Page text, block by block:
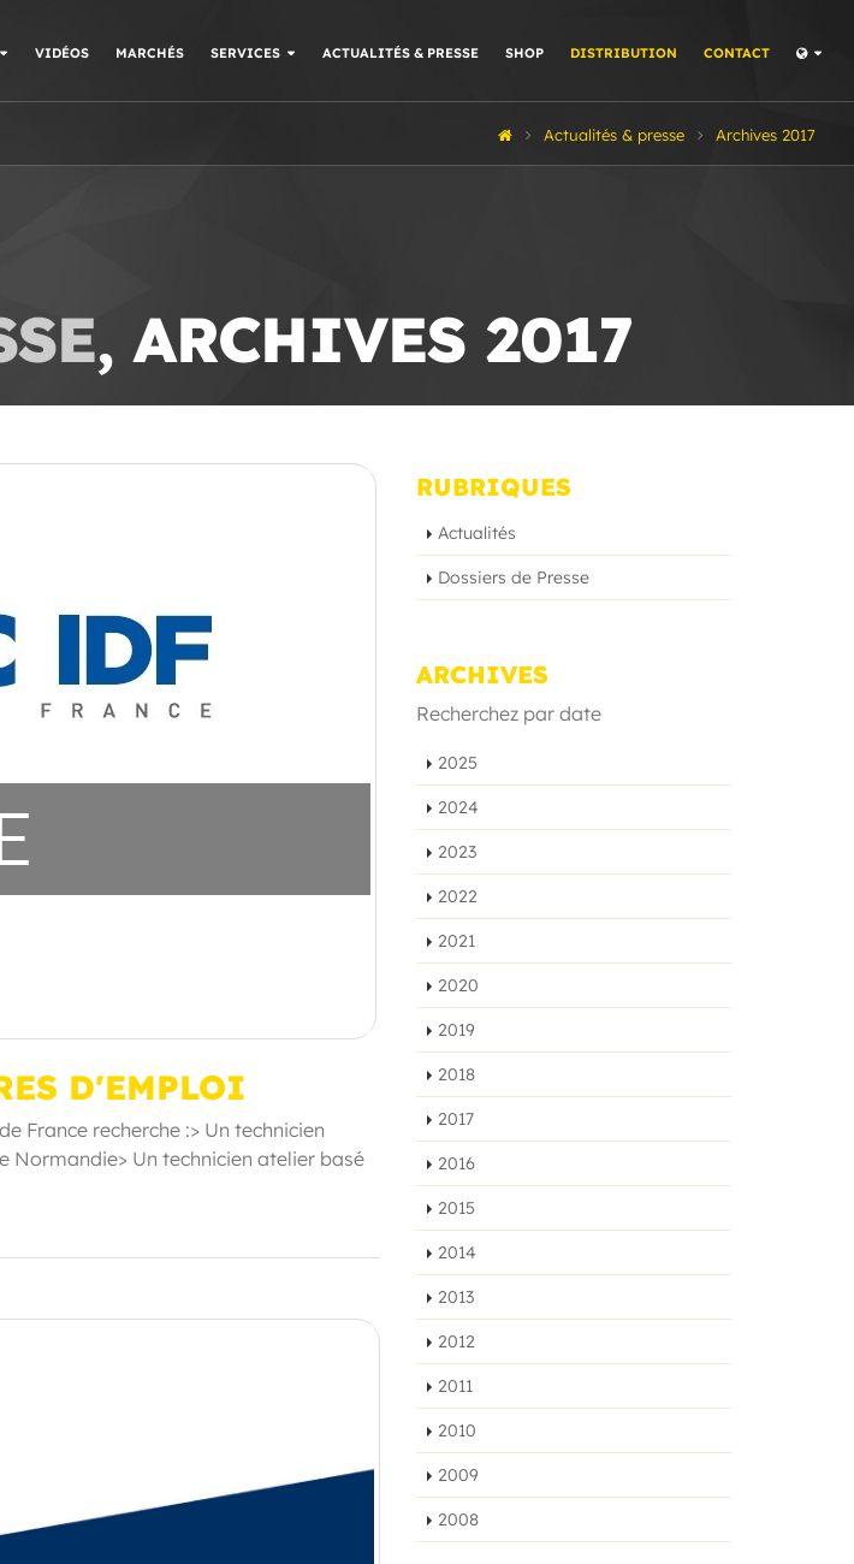
VIDÉOS MARCHÉS SERVICES ACTUALITÉS & PRESSE SHOP DISTRIBUTION CONTACT
Actualités & presse Archives 2017
, ARCHIVES 2017
D'EMPLOI
France recherche :> Un technicien
Normandie> Un technicien atelier basé
RUBRIQUES
Actualités
Dossiers de Presse
ARCHIVES
Recherchez par date
2025
2024
2023
2022
2021
2020
2019
2018
2017
2016
2015
2014
2013
2012
2011
2010
2009
2008